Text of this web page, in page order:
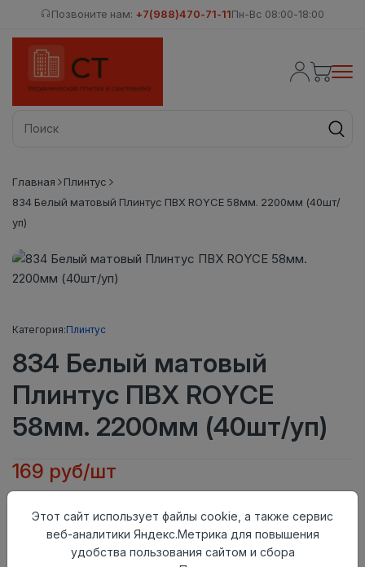
Позвоните нам: +7(988)470-71-11Пн-Вс 08:00-18:00
Главная
Плинтус
834 Белый матовый Плинтус ПВХ ROYCE 58мм. 2200мм (40шт/
уп)
Категория:Плинтус
834 Белый матовый
Плинтус ПВХ ROYCE
58мм. 2200мм (40шт/уп)
169 руб/шт
АктуальностьАктуален
Материал
ПВХ
Этот сайт использует файлы cookie, а также сервис
веб-аналитики Яндекс.Метрика для повышения
удобства пользования сайтом и сбора